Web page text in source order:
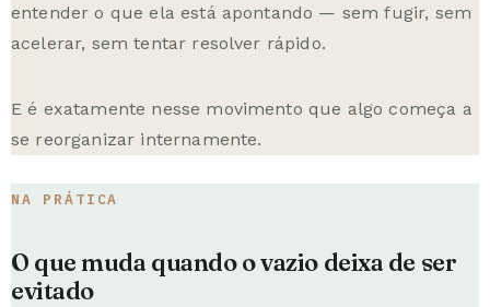
entender o que ela está apontando — sem fugir, sem
acelerar, sem tentar resolver rápido.
E é exatamente nesse movimento que algo começa a
se reorganizar internamente.
NA PRÁTICA
O que muda quando o vazio deixa de ser
evitado